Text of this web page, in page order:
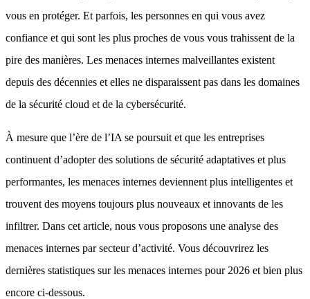
vous en protéger. Et parfois, les personnes en qui vous avez
confiance et qui sont les plus proches de vous vous trahissent de la
pire des manières. Les menaces internes malveillantes existent
depuis des décennies et elles ne disparaissent pas dans les domaines
de la sécurité cloud et de la cybersécurité.
À mesure que l’ère de l’IA se poursuit et que les entreprises
continuent d’adopter des solutions de sécurité adaptatives et plus
performantes, les menaces internes deviennent plus intelligentes et
trouvent des moyens toujours plus nouveaux et innovants de les
infiltrer. Dans cet article, nous vous proposons une analyse des
menaces internes par secteur d’activité. Vous découvrirez les
dernières statistiques sur les menaces internes pour 2026 et bien plus
encore ci-dessous.